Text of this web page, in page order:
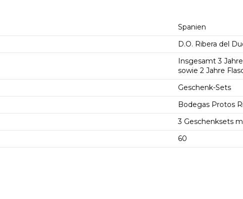
Spanien
D.O. Ribera del
Insgesamt 3
sowie 2 Jahre
Geschenk-Sets
Bodegas Protos
3 Geschenksets
60